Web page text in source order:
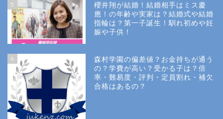
5
櫻井翔が結婚！結婚相手はミス慶
應！の年齢や実家は？結婚式や結婚
指輪は？第一子誕生！馴れ初めや妊
娠や子供！
6
森村学園の偏差値？お金持ちが通う
の？学費が高い？受かる子は？倍
率・難易度・評判・定員割れ・補欠
合格はあるの？